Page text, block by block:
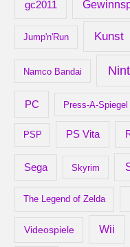
gc2011
Jump'n'Run Kunst
Namco Bandai
PC Press-A-Spiegel
PSP PS Vita
Sega Skyrim
The Legend of Zelda
Videospiele Wii